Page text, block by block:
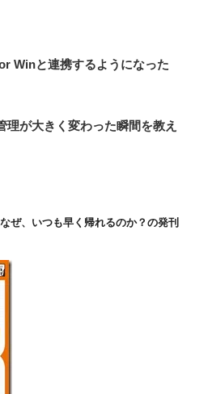
Winと連携するようになった
理が大きく変わった瞬間を教え
ぜ、いつも早く帰れるのか？の発刊